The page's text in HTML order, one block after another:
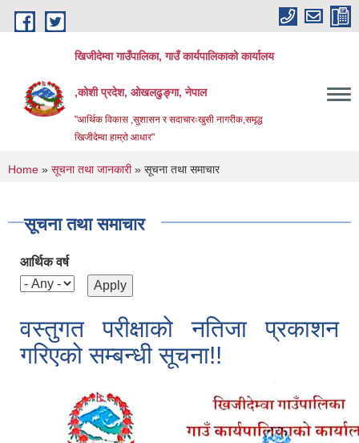
Skip to main content
खिजीदेम्वा गाउँपालिका, गाउँ कार्यपालिकाको कार्यालय
,कोशी प्रदेश, ओखलढुङ्गा, नेपाल
"आर्थिक विकास ,सुशासन र सदाचारःखुसी नागरीक,समृद्ध
खिजीदेम्वा हाम्रो आधार"
You are here
Home » सूचना तथा जानकारी» सूचना तथा समाचार
सूचना तथा समाचार
आर्थिक वर्ष
वस्तुगत परीक्षाको नतिजा प्रकाशन
गरिएको सम्बन्धी सूचना!!